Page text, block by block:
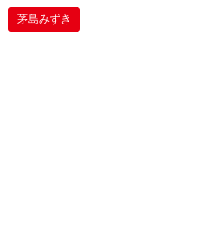
茅島みずき